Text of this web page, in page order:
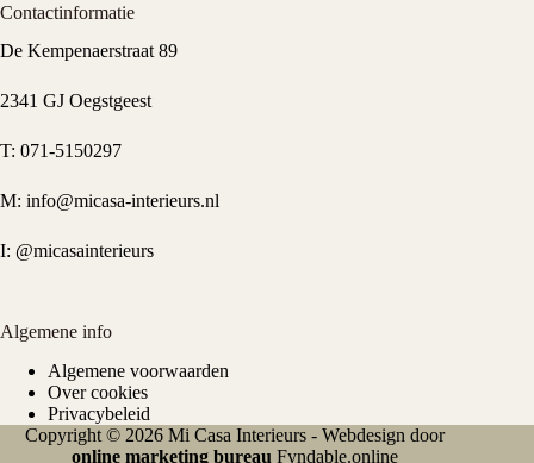
Contactinformatie
De Kempenaerstraat 89
2341 GJ Oegstgeest
T: 071-5150297
M: info@micasa-interieurs.nl
I: @micasainterieurs
Algemene info
Algemene voorwaarden
Over cookies
Privacybeleid
Copyright © 2026 Mi Casa Interieurs - Webdesign door
online marketing bureau Fyndable.online